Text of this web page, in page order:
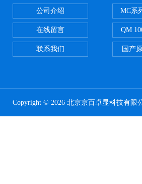
公司介绍
在线留言
联系我们
MC系
QM
国产
Copyright © 2026 北京京百卓显科技有限